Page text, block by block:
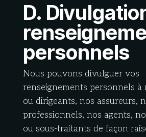
D.
personnels
Nous pouvons divulguer vos
renseignements personnels à
ou dirigeants, nos assureurs,
professionnels, nos agents,
ou sous-traitants de façon